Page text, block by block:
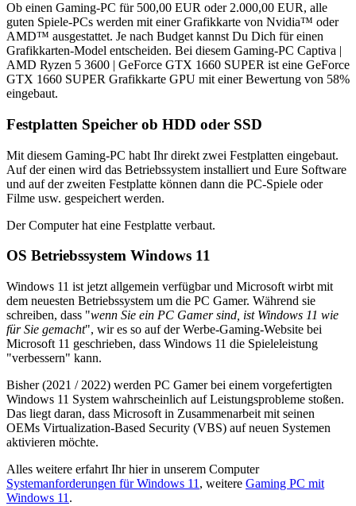
Ob einen Gaming-PC für 500,00 EUR oder 2.000,00 EUR, alle
guten Spiele-PCs werden mit einer Grafikkarte von Nvidia™ oder
AMD™ ausgestattet. Je nach Budget kannst Du Dich für einen
Grafikkarten-Model entscheiden. Bei diesem Gaming-PC Captiva |
AMD Ryzen 5 3600 | GeForce GTX 1660 SUPER ist eine GeForce
GTX 1660 SUPER Grafikkarte GPU mit einer Bewertung von 58%
eingebaut.
Festplatten Speicher ob HDD oder SSD
Mit diesem Gaming-PC habt Ihr direkt zwei Festplatten eingebaut.
Auf der einen wird das Betriebssystem installiert und Eure Software
und auf der zweiten Festplatte können dann die PC-Spiele oder
Filme usw. gespeichert werden.
Der Computer hat eine Festplatte verbaut.
OS Betriebssystem Windows 11
Windows 11 ist jetzt allgemein verfügbar und Microsoft wirbt mit
dem neuesten Betriebssystem um die PC Gamer. Während sie
schreiben, dass "wenn Sie ein PC Gamer sind, ist Windows 11 wie
für Sie gemacht", wir es so auf der Werbe-Gaming-Website bei
Microsoft 11 geschrieben, dass Windows 11 die Spieleleistung
"verbessern" kann.
Bisher (2021 / 2022) werden PC Gamer bei einem vorgefertigten
Windows 11 System wahrscheinlich auf Leistungsprobleme stoßen.
Das liegt daran, dass Microsoft in Zusammenarbeit mit seinen
OEMs Virtualization-Based Security (VBS) auf neuen Systemen
aktivieren möchte.
Alles weitere erfahrt Ihr hier in unserem Computer
Systemanforderungen für Windows 11 , weitere Gaming PC mit
Windows 11 .